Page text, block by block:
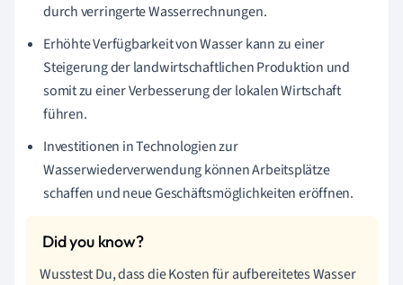
durch verringerte Wasserrechnungen.
Erhöhte Verfügbarkeit von Wasser kann zu einer
Steigerung der landwirtschaftlichen Produktion und
somit zu einer Verbesserung der lokalen Wirtschaft
führen.
Investitionen in Technologien zur
Wasserwiederverwendung können Arbeitsplätze
schaffen und neue Geschäftsmöglichkeiten eröffnen.
Wusstest Du, dass die Kosten für aufbereitetes Wasser